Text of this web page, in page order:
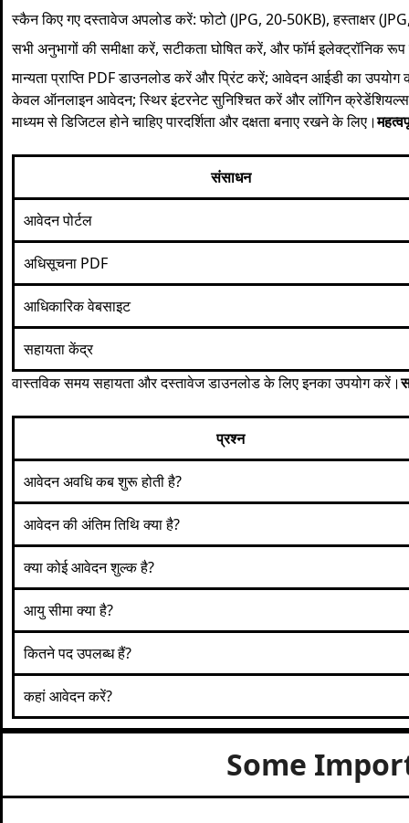
स्कैन किए गए दस्तावेज अपलोड करें: फोटो (JPG, 20-50KB), हस्ताक्षर
सभी अनुभागों की समीक्षा करें, सटीकता घोषित करें, और फॉर्म इलेक्ट्रॉनिक
मान्यता प्राप्ति PDF डाउनलोड करें और प्रिंट करें; आवेदन आईडी का
केवल ऑनलाइन आवेदन; स्थिर इंटरनेट सुनिश्चित करें और लॉगिन
माध्यम से डिजिटल होने चाहिए पारदर्शिता और दक्षता बनाए रखने के लिए।
संसाधन
आवेदन पोर्टल
अधिसूचना PDF
आधिकारिक वेबसाइट
सहायता केंद्र
वास्तविक समय सहायता और दस्तावेज डाउनलोड के लिए इनका उपयोग करें।
प्रश्न
आवेदन अवधि कब शुरू होती है?
आवेदन की अंतिम तिथि क्या है?
क्या कोई आवेदन शुल्क है?
आयु सीमा क्या है?
कितने पद उपलब्ध हैं?
कहां आवेदन करें?
Some